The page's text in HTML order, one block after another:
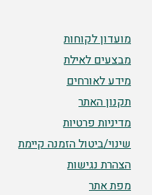
מועדון לקוחות
מבצעים לאילת
מידע לאורחים
תקנון האתר
מדיניות פרטיות
שינוי/ביטול הזמנה קיימת
הצהרת נגישות
מפת אתר